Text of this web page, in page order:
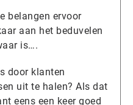
belangen ervoor
aan het beduvelen
is….
door klanten
uit te halen? Als dat
eens een keer goed